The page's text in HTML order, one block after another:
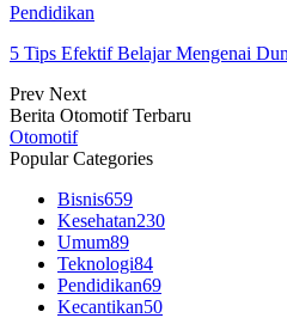
Pendidikan
5 Tips Efektif Belajar Mengenai
Prev Next
Berita Otomotif Terbaru
Otomotif
Popular Categories
Bisnis659
Kesehatan230
Umum89
Teknologi84
Pendidikan69
Kecantikan50